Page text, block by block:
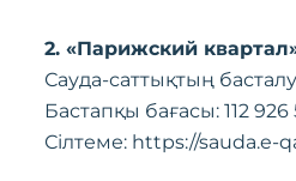
2. «Парижский
Сауда-саттықтың
Бастапқы бағасы: 112
Сілтеме: https://sauda.e-